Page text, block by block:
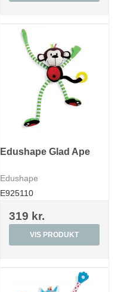
Edushape Glad Ape
Edushape
E925110
319 kr.
VIS PRODUKT